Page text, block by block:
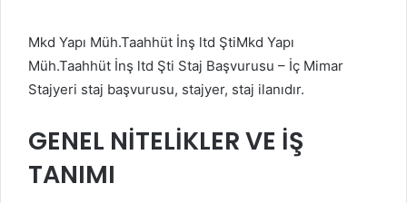
Mkd Yapı Müh.Taahhüt İnş ltd ŞtiMkd Yapı
Müh.Taahhüt İnş ltd Şti Staj Başvurusu – İç Mimar
Stajyeri staj başvurusu, stajyer, staj ilanıdır.
GENEL NİTELİKLER VE İŞ
TANIMI